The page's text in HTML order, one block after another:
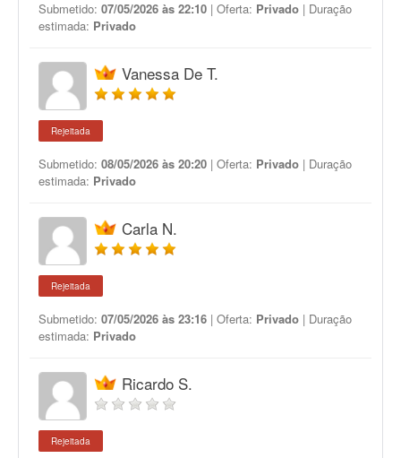
Submetido: 07/05/2026 às 22:10 | Oferta: Privado | Duração
estimada: Privado
Vanessa De T.
Rejeitada
Submetido: 08/05/2026 às 20:20 | Oferta: Privado | Duração
estimada: Privado
Carla N.
Rejeitada
Submetido: 07/05/2026 às 23:16 | Oferta: Privado | Duração
estimada: Privado
Ricardo S.
Rejeitada